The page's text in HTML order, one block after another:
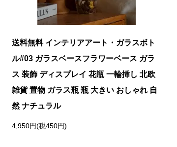
送料無料 インテリアアート・ガラスボト
ル#03 ガラスベースフラワーベース ガラ
ス 装飾 ディスプレイ 花瓶 一輪挿し 北欧
雑貨 置物 ガラス瓶 瓶 大きい おしゃれ 自
然 ナチュラル
4,950円(税450円)